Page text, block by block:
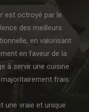
est octroyé par le
des meilleurs
en valorisant
en faveur de la
à servir une cuisine
frais
une vraie et unique